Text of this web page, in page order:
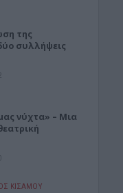
της
συλλήψεις
νύχτα» – Μια
ΚΙΣΆΜΟΥ